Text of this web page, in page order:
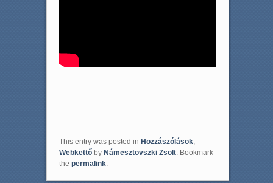
This entry was posted in Hozzászólások,
Webkettőby Námesztovszki Zsolt. Bookmark
the permalink.